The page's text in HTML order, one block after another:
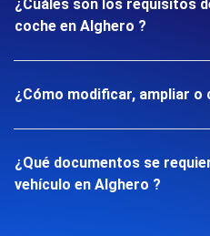
¿Cuáles son los requisitos
coche en Alghero ?
¿Cómo modificar, ampliar o
¿Qué documentos se
vehículo en Alghero ?